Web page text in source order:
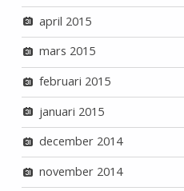
april 2015
mars 2015
februari 2015
januari 2015
december 2014
november 2014